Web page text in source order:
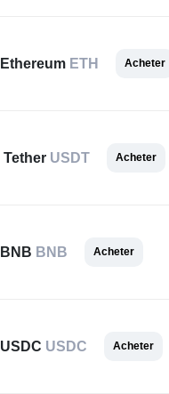
Ethereum ETH Acheter
Tether USDT Acheter
BNB BNB Acheter
USDC USDC Acheter